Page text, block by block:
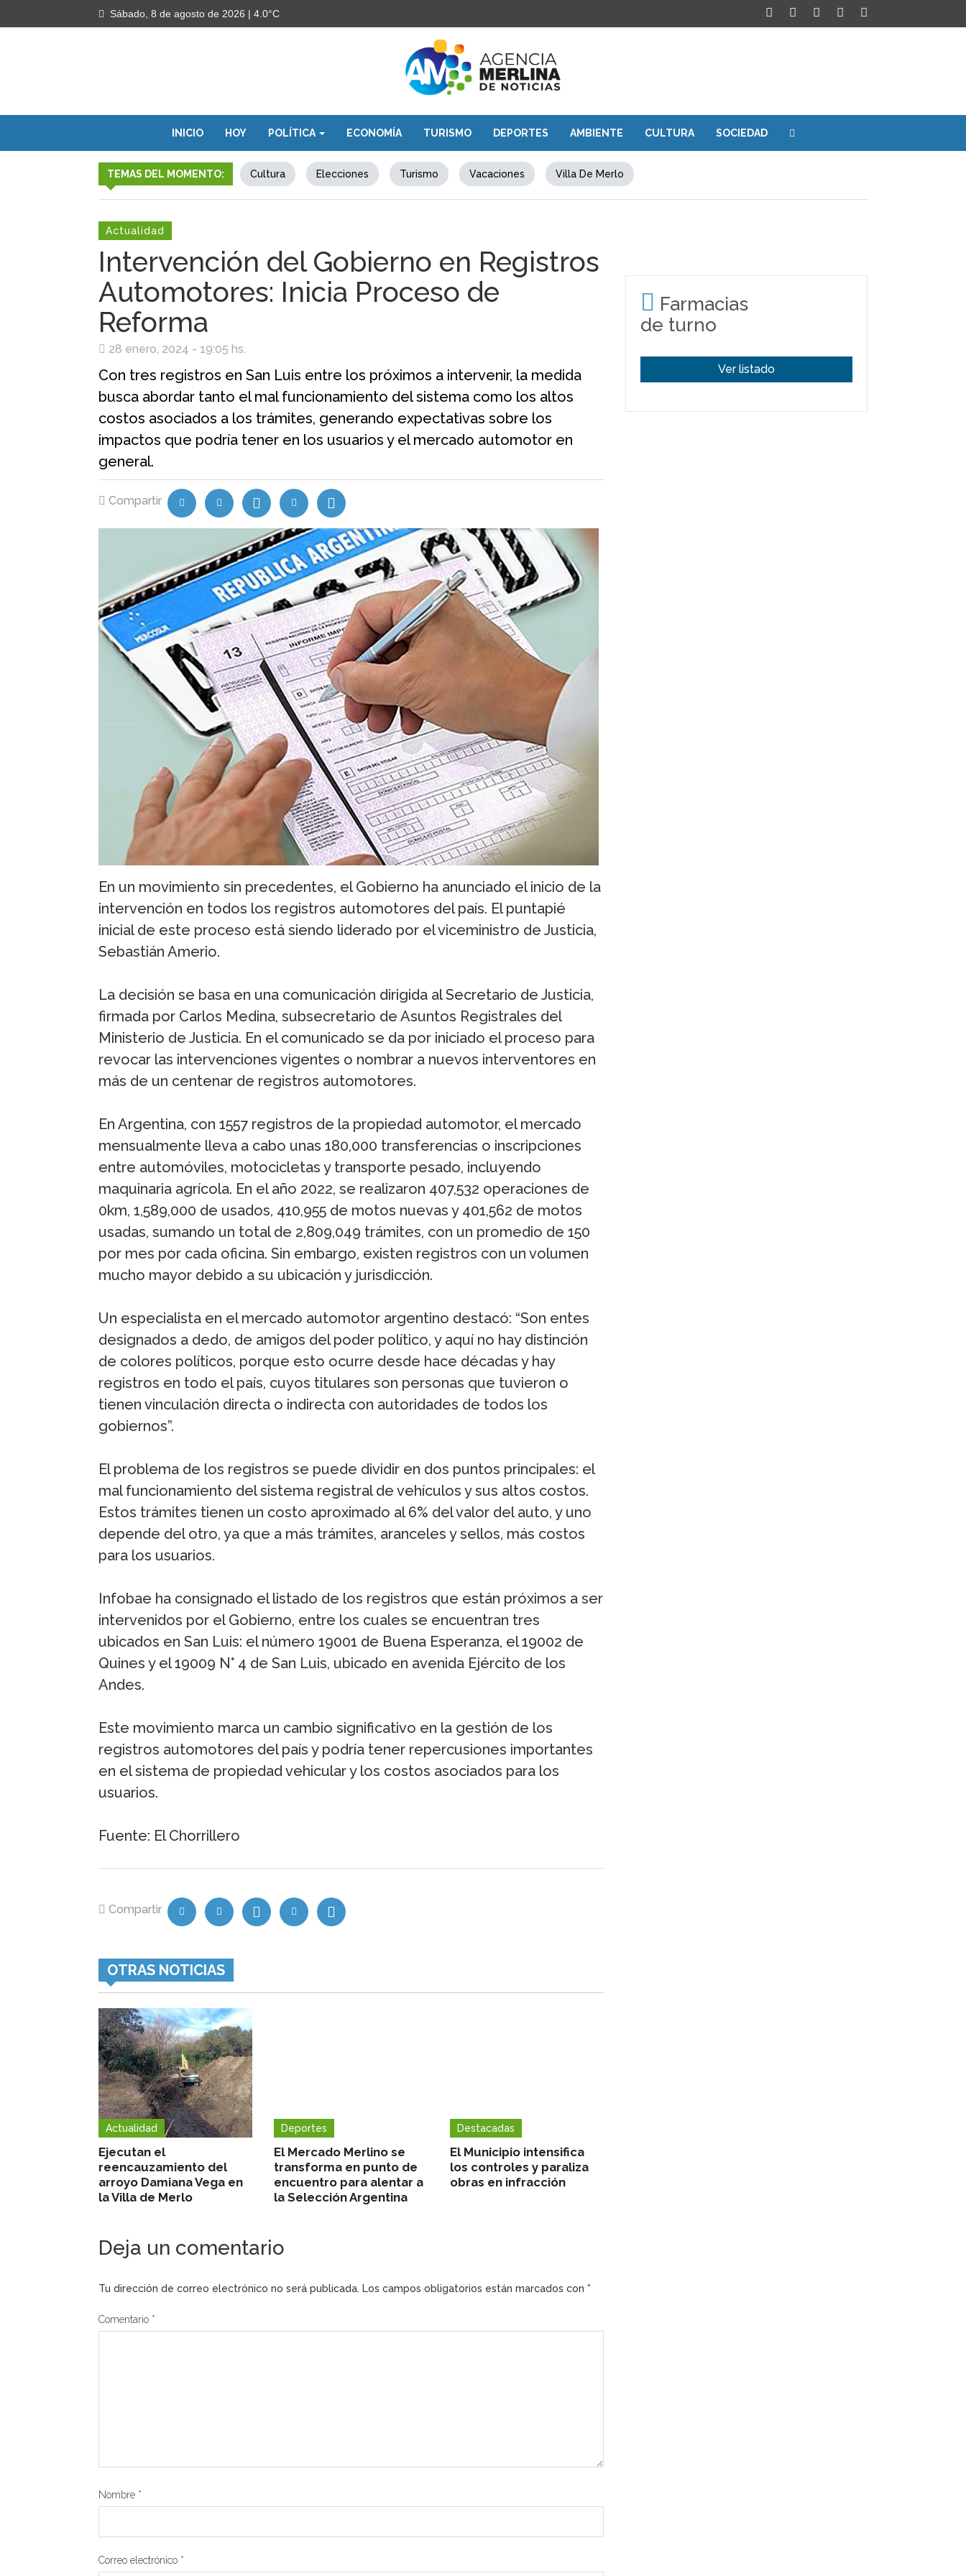
Sábado, 8 de agosto de 2026 | 4.0°C
INICIO HOY POLÍTICA ECONOMÍA TURISMO DEPORTES AMBIENTE CULTURA SOCIEDAD
TEMAS DEL MOMENTO: Cultura Elecciones Turismo Vacaciones Villa De Merlo
Actualidad
Intervención del Gobierno en Registros
Automotores: Inicia Proceso de
Reforma
28 enero, 2024 - 19:05 hs.
Con tres registros en San Luis entre los próximos a intervenir, la medida
busca abordar tanto el mal funcionamiento del sistema como los altos
costos asociados a los trámites, generando expectativas sobre los
impactos que podría tener en los usuarios y el mercado automotor en
general.
Compartir
En un movimiento sin precedentes, el Gobierno ha anunciado el inicio de la
intervención en todos los registros automotores del país. El puntapié
inicial de este proceso está siendo liderado por el viceministro de Justicia,
Sebastián Amerio.
La decisión se basa en una comunicación dirigida al Secretario de Justicia,
firmada por Carlos Medina, subsecretario de Asuntos Registrales del
Ministerio de Justicia. En el comunicado se da por iniciado el proceso para
revocar las intervenciones vigentes o nombrar a nuevos interventores en
más de un centenar de registros automotores.
En Argentina, con 1557 registros de la propiedad automotor, el mercado
mensualmente lleva a cabo unas 180,000 transferencias o inscripciones
entre automóviles, motocicletas y transporte pesado, incluyendo
maquinaria agrícola. En el año 2022, se realizaron 407,532 operaciones de
0km, 1,589,000 de usados, 410,955 de motos nuevas y 401,562 de motos
usadas, sumando un total de 2,809,049 trámites, con un promedio de 150
por mes por cada oficina. Sin embargo, existen registros con un volumen
mucho mayor debido a su ubicación y jurisdicción.
Un especialista en el mercado automotor argentino destacó: “Son entes
designados a dedo, de amigos del poder político, y aquí no hay distinción
de colores políticos, porque esto ocurre desde hace décadas y hay
registros en todo el país, cuyos titulares son personas que tuvieron o
tienen vinculación directa o indirecta con autoridades de todos los
gobiernos”.
El problema de los registros se puede dividir en dos puntos principales: el
mal funcionamiento del sistema registral de vehículos y sus altos costos.
Estos trámites tienen un costo aproximado al 6% del valor del auto, y uno
depende del otro, ya que a más trámites, aranceles y sellos, más costos
para los usuarios.
Infobae ha consignado el listado de los registros que están próximos a ser
intervenidos por el Gobierno, entre los cuales se encuentran tres
ubicados en San Luis: el número 19001 de Buena Esperanza, el 19002 de
Quines y el 19009 N° 4 de San Luis, ubicado en avenida Ejército de los
Andes.
Este movimiento marca un cambio significativo en la gestión de los
registros automotores del país y podría tener repercusiones importantes
en el sistema de propiedad vehicular y los costos asociados para los
usuarios.
Fuente: El Chorrillero
Compartir
OTRAS NOTICIAS
Actualidad
Ejecutan el
reencauzamiento del
arroyo Damiana Vega en
la Villa de Merlo
Deportes
El Mercado Merlino se
transforma en punto de
encuentro para alentar a
la Selección Argentina
Destacadas
El Municipio intensifica
los controles y paraliza
obras en infracción
Deja un comentario
Tu dirección de correo electrónico no será publicada. Los campos obligatorios están marcados con *
Comentario *
Nombre *
Correo electrónico *
Farmacias
de turno
Ver listado